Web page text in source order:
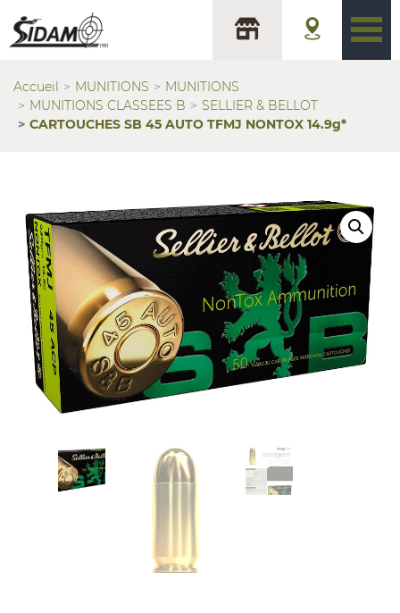
Accueil MUNITIONS
MUNITIONS
MUNITIONS CLASSEES B
SELLIER & BELLOT
CARTOUCHES SB 45 AUTO TFMJ NONTOX 14.9g*